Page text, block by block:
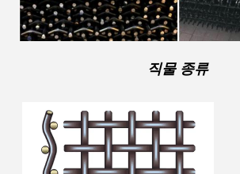
직물 종류